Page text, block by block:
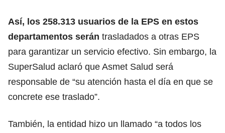
Así, los 258.313 usuarios de la EPS en estos
departamentos serán trasladados a otras EPS
para garantizar un servicio efectivo. Sin embargo, la
SuperSalud aclaró que Asmet Salud será
responsable de “su atención hasta el día en que se
concrete ese traslado”.
También, la entidad hizo un llamado “a todos los